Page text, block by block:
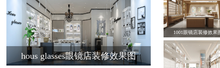
hous glasses眼镜店装修效果图
1001眼镜店装修效果